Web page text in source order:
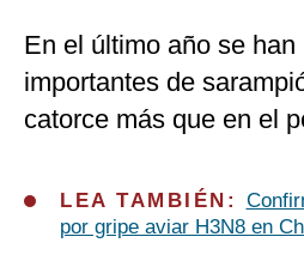
En el último año se
importantes de
catorce más que en el
LEA TAMBIÉN:
por gripe aviar H3N8 en